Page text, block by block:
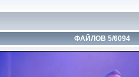
ФАЙЛОВ 5/6094